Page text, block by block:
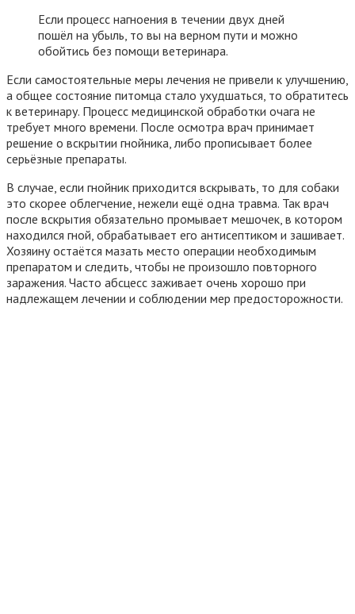
Если процесс нагноения в течении двух дней
пошёл на убыль, то вы на верном пути и можно
обойтись без помощи ветеринара.
Если самостоятельные меры лечения не привели к улучшению,
а общее состояние питомца стало ухудшаться, то обратитесь
к ветеринару. Процесс медицинской обработки очага не
требует много времени. После осмотра врач принимает
решение о вскрытии гнойника, либо прописывает более
серьёзные препараты.
В случае, если гнойник приходится вскрывать, то для собаки
это скорее облегчение, нежели ещё одна травма. Так врач
после вскрытия обязательно промывает мешочек, в котором
находился гной, обрабатывает его антисептиком и зашивает.
Хозяину остаётся мазать место операции необходимым
препаратом и следить, чтобы не произошло повторного
заражения. Часто абсцесс заживает очень хорошо при
надлежащем лечении и соблюдении мер предосторожности.